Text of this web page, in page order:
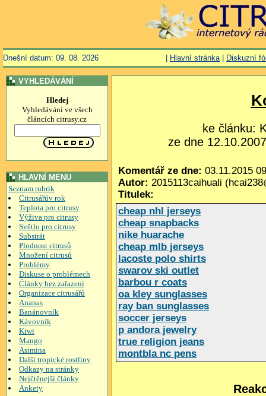
Dnešní datum: 09. 08. 2026 Hlavní stránka| Diskuzní
VYHLEDÁVÁNÍ
Hledej
Vyhledávání ve všech
článcích citrusy.cz
HLAVNÍ MENU
Seznam rubrik
Citrusářův rok
Teplota pro citrusy
Výživa pro citrusy
Světlo pro citrusy
Substrát
Plodnost citrusů
Množení citrusů
Problémy
Diskuse o problémech
Články bez zařazení
Organizace citrusářů
Ananas
Banánovník
Kávovník
Kiwi
Mango
Asimina
Další tropické rostliny
Odkazy na stránky
Nejčtěnejší články
Ankety
ke článku:
ze dne
Komentář ze dne: 03.11.2015
Autor: 2015113caihuali
Titulek:
cheap nhl jerseys
cheap snapbacks
nike huarache
cheap mlb jerseys
lacoste polo shirts
swarov ski outlet
barbou r coats
oa kley sunglasses
ray ban sunglasses
soccer jerseys
p andora jewelry
true religion jeans
montbla nc pens